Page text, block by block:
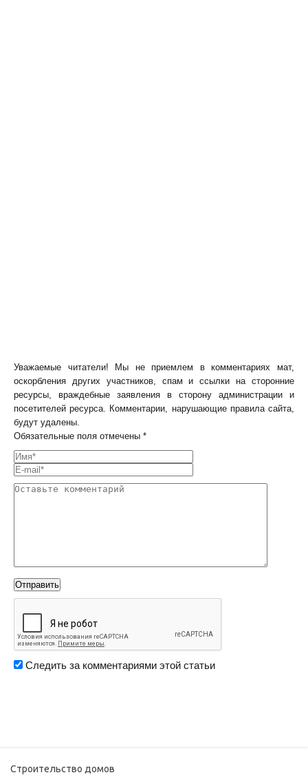
Уважаемые читатели! Мы не приемлем в комментариях мат,
оскорбления других участников, спам и ссылки на сторонние
ресурсы, враждебные заявления в сторону администрации и
посетителей ресурса. Комментарии, нарушающие правила сайта,
будут удалены.
Обязательные поля отмечены *
Следить за комментариями этой статьи
Строительство домов